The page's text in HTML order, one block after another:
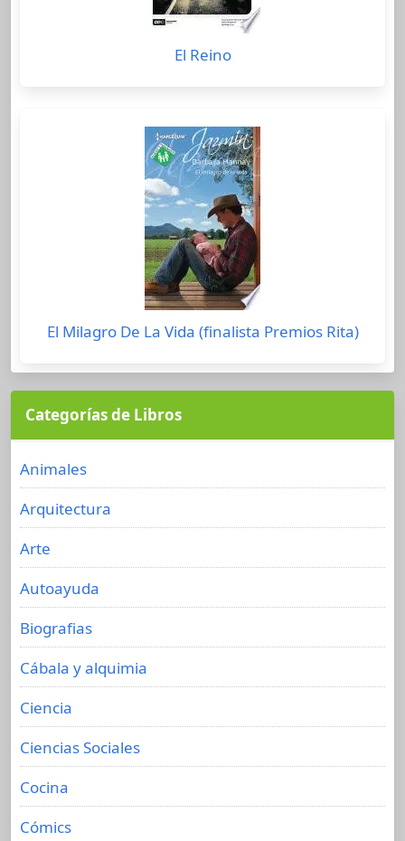
El Reino
El Milagro De La Vida (finalista Premios Rita)
Categorías de Libros
Animales
Arquitectura
Arte
Autoayuda
Biografias
Cábala y alquimia
Ciencia
Ciencias Sociales
Cocina
Cómics